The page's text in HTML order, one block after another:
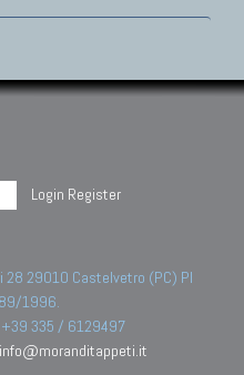
Login Register
28 29010 Castelvetro (PC) PI
1996.
335 / 6129497
info@moranditappeti.it